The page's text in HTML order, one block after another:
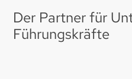
Der Partner für
Führungskräfte